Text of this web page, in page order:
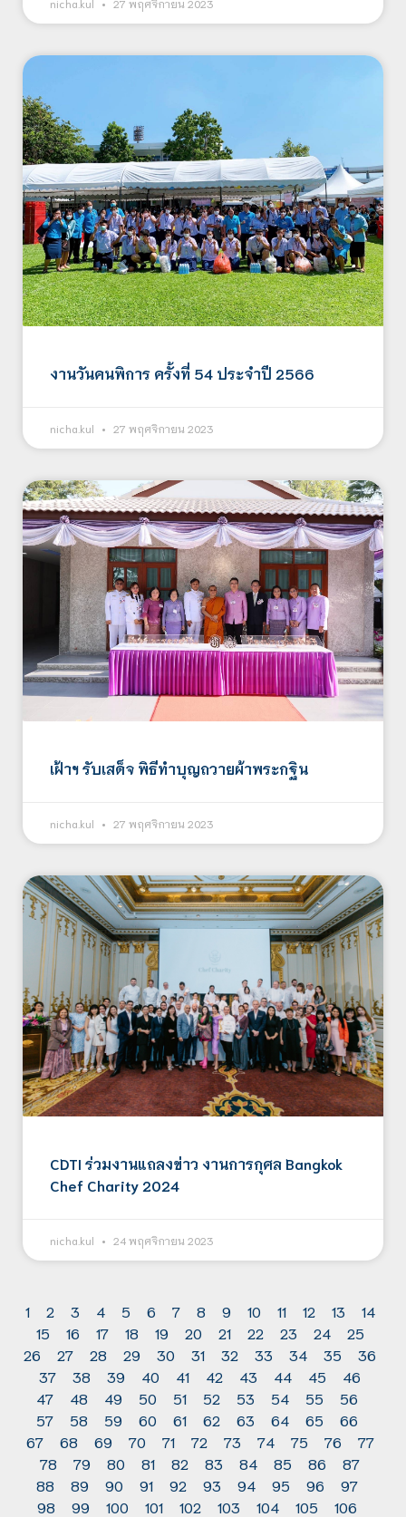
nicha.kul 27 พฤศจิกายน 2023
งานวันคนพิการ ครั้งที่ 54 ประจำปี 2566
nicha.kul 27 พฤศจิกายน 2023
เฝ้าฯ รับเสด็จ พิธีทำบุญถวายผ้าพระกฐิน
nicha.kul 27 พฤศจิกายน 2023
CDTI ร่วมงานแถลงข่าว งานการกุศล Bangkok
Chef Charity 2024
nicha.kul 24 พฤศจิกายน 2023
1 2 3 4 5 6 7 8 9 10 11 12 13
14
15
16 17 18 19 20 21 22 23 24
25
26
27 28 29 30 31 32 33 34 35
36
37
38 39 40 41 42 43 44 45
46
47
48 49 50 51 52 53 54 55
56
57
58 59 60 61 62 63 64 65
66
67
68 69 70 71 72 73 74 75 76
77
78
79 80 81 82 83 84 85 86
87
88
89 90 91 92 93 94 95 96
97
98
99 100 101 102 103 104 105
106